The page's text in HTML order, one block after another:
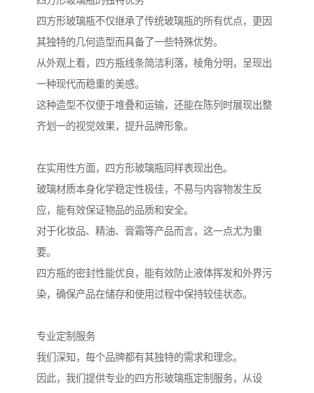
四方形玻璃瓶不仅继承了传统玻璃瓶的所有优点，更因
其独特的几何造型而具备了一些特殊优势。
从外观上看，四方瓶线条简洁利落，棱角分明，呈现出
一种现代而稳重的美感。
这种造型不仅便于堆叠和运输，还能在陈列时展现出整
齐划一的视觉效果，提升品牌形象。
在实用性方面，四方形玻璃瓶同样表现出色。
玻璃材质本身化学稳定性极佳，不易与内容物发生反
应，能有效保证物品的品质和安全。
对于化妆品、精油、膏霜等产品而言，这一点尤为重
要。
四方瓶的密封性能优良，能有效防止液体挥发和外界污
染，确保产品在储存和使用过程中保持较佳状态。
专业定制服务
我们深知，每个品牌都有其独特的需求和理念。
因此，我们提供专业的四方形玻璃瓶定制服务，从设